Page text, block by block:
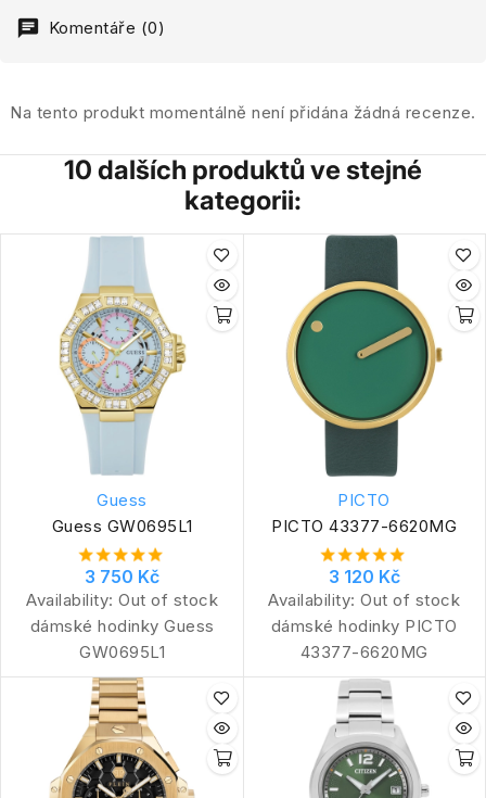
Komentáře (0)
Na tento produkt momentálně není přidána žádná recenze.
10 dalších produktů ve stejné
kategorii:
Guess
Guess GW0695L1
3 750 Kč
Availability: Out of stock
dámské hodinky Guess
GW0695L1
PICTO
PICTO 43377-6620MG
3 120 Kč
Availability: Out of stock
dámské hodinky PICTO
43377-6620MG